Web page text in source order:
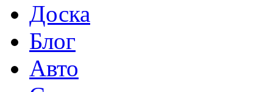
Доска
Блог
Авто